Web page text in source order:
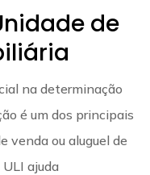
de
na determinação
é um dos principais
venda ou aluguel de
ajuda